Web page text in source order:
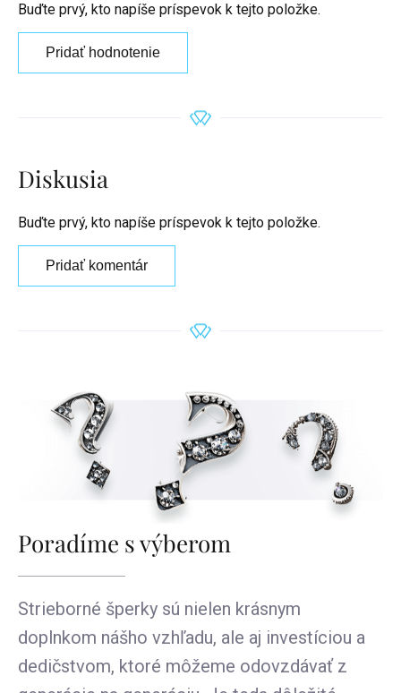
Buďte prvý, kto napíše príspevok k tejto položke.
Pridať hodnotenie
Diskusia
Buďte prvý, kto napíše príspevok k tejto položke.
Pridať komentár
Poradíme s výberom
Strieborné šperky sú nielen krásnym
doplnkom nášho vzhľadu, ale aj investíciou a
dedičstvom, ktoré môžeme odovzdávať z